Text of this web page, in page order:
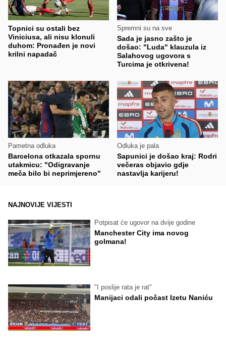
Topnici su ostali bez
Viniciusa, ali nisu klonuli
duhom: Pronađen je novi
krilni napadač
Spremni su na sve
Sada je jasno zašto je
došao: "Luda" klauzula iz
Salahovog ugovora s
Turcima je otkrivena!
Pametna odluka
Barcelona otkazala spornu
utakmicu: "Odigravanje
meča bilo bi neprimjereno"
Odluka je pala
Sapunici je došao kraj: Rodri
večeras objavio gdje
nastavlja karijeru!
NAJNOVIJE VIJESTI
Potpisat će ugovor na dvije godine
Manchester City ima novog
golmana!
"I poslije rata je rat"
Manijaci odali počast Izetu Naniću